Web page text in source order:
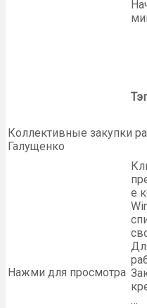
Коллективные закупки
Галущенко
Нажми для просмотра
е
…